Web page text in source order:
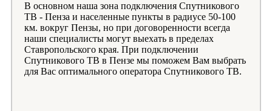
В основном наша зона подключения Спутникового
ТВ - Пенза и населенные пункты в радиусе 50-100
км. вокруг Пензы, но при договоренности всегда
наши специалисты могут выехать в пределах
Ставропольского края. При подключении
Спутникового ТВ в Пензе мы поможем Вам выбрать
для Вас оптимального оператора Спутникового ТВ.